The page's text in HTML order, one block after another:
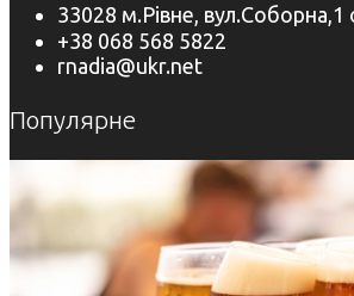
33028 м.Рівне, вул.Соборна,1
+38 068 568 5822
rnadia@ukr.net
Популярне